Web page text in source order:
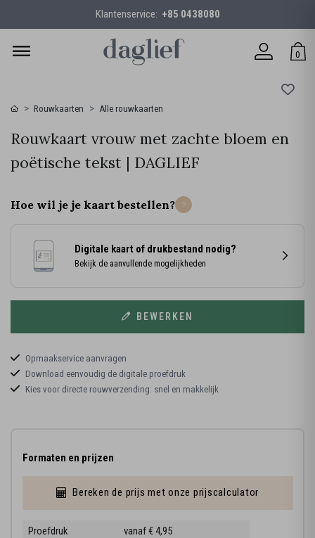
Klantenservice: +85 0438080
0
Rouwkaarten Alle rouwkaarten
Rouwkaart vrouw met zachte bloem en
poëtische tekst | DAGLIEF
Hoe wil je je kaart bestellen?
Digitale kaart of drukbestand nodig?
Bekijk de aanvullende mogelijkheden
BEWERKEN
Opmaakservice aanvragen
Download eenvoudig de digitale proefdruk
Kies voor directe rouwverzending: snel en makkelijk
Formaten en prijzen
Bereken de prijs met onze prijscalculator
Proefdruk
vanaf € 4,95